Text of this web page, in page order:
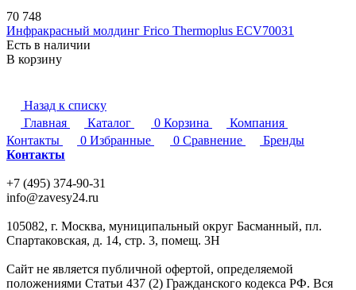
70 748
Инфракрасный молдинг Frico Thermoplus ECV70031
Есть в наличии
В корзину
Назад к списку
Главная
Каталог 0 Корзина
Компания
Контакты
0 Избранные 0 Сравнение
Бренды
Контакты
+7 (495) 374-90-31
info@zavesy24.ru
105082, г. Москва, муниципальный округ Басманный, пл.
Спартаковская, д. 14, стр. 3, помещ. 3Н
Сайт не является публичной офертой, определяемой
положениями Статьи 437 (2) Гражданского кодекса РФ. Вся